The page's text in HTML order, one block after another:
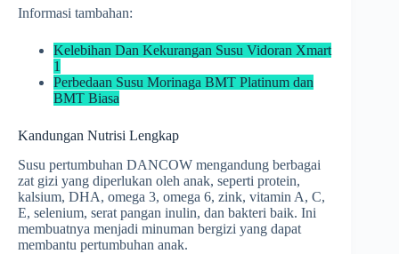
Informasi tambahan:
Kelebihan Dan Kekurangan Susu Vidoran Xmart
1
Perbedaan Susu Morinaga BMT Platinum dan
BMT Biasa
Kandungan Nutrisi Lengkap
Susu pertumbuhan DANCOW mengandung berbagai
zat gizi yang diperlukan oleh anak, seperti protein,
kalsium, DHA, omega 3, omega 6, zink, vitamin A, C,
E, selenium, serat pangan inulin, dan bakteri baik. Ini
membuatnya menjadi minuman bergizi yang dapat
membantu pertumbuhan anak.